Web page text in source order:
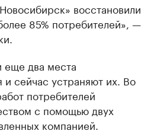
восстановили
85% потребителей», —
еще два места
и сейчас устраняют их. Во
потребителей
с помощью двух
компанией.